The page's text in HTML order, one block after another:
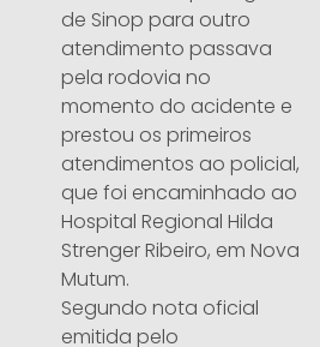
de Sinop para outro
atendimento passava
pela rodovia no
momento do acidente e
prestou os primeiros
atendimentos ao policial,
que foi encaminhado ao
Hospital Regional Hilda
Strenger Ribeiro, em Nova
Mutum.
Segundo nota oficial
emitida pelo